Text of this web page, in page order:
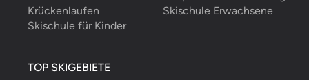
Krückenlaufen
Skischule Erwachsene
Skischule für Kinder
TOP SKIGEBIETE